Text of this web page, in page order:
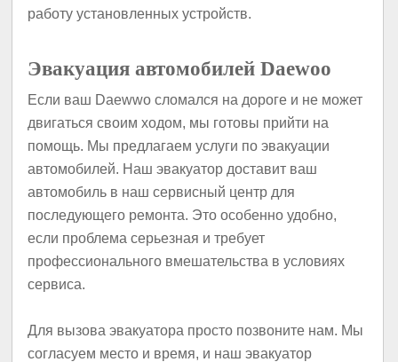
работу установленных устройств.
Эвакуация автомобилей Daewoo
Если ваш Daewwo сломался на дороге и не может
двигаться своим ходом, мы готовы прийти на
помощь. Мы предлагаем услуги по эвакуации
автомобилей. Наш эвакуатор доставит ваш
автомобиль в наш сервисный центр для
последующего ремонта. Это особенно удобно,
если проблема серьезная и требует
профессионального вмешательства в условиях
сервиса.
Для вызова эвакуатора просто позвоните нам. Мы
согласуем место и время, и наш эвакуатор